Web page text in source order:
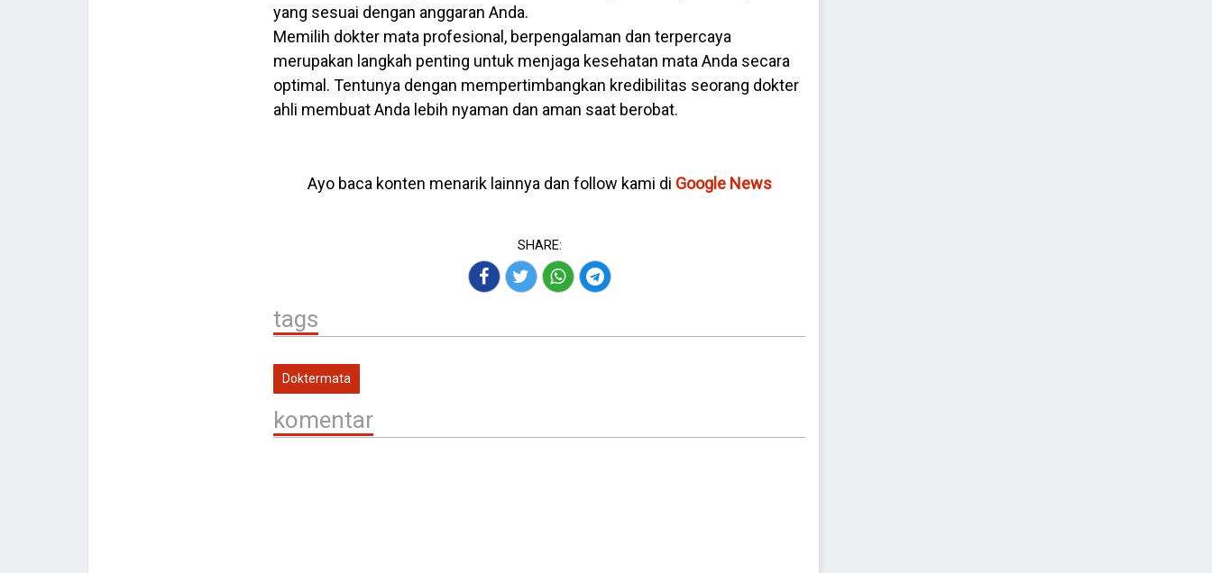
yang sesuai dengan anggaran Anda.
Memilih dokter mata profesional, berpengalaman dan terpercaya
merupakan langkah penting untuk menjaga kesehatan mata Anda secara
optimal. Tentunya dengan mempertimbangkan kredibilitas seorang dokter
ahli membuat Anda lebih nyaman dan aman saat berobat.
Ayo baca konten menarik lainnya dan follow kami di Google News
SHARE:
tags
Doktermata
komentar